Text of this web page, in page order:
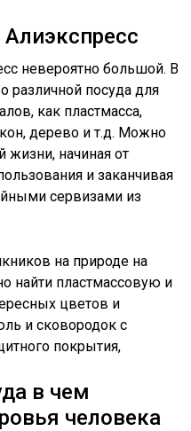
невероятно большой. В
различной посуда для
как пластмасса,
дерево и т.д. Можно
жизни, начиная от
и заканчивая
сервизами из
на природе на
найти пластмассовую и
цветов и
и сковородок с
покрытия,
в чем
человека